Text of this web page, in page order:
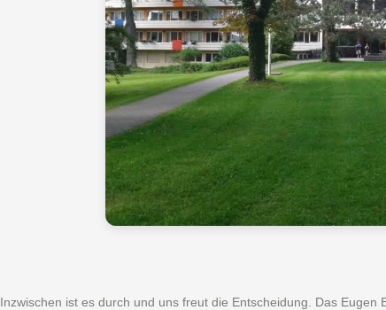
Inzwischen ist es durch und uns freut die Entscheidung. Das